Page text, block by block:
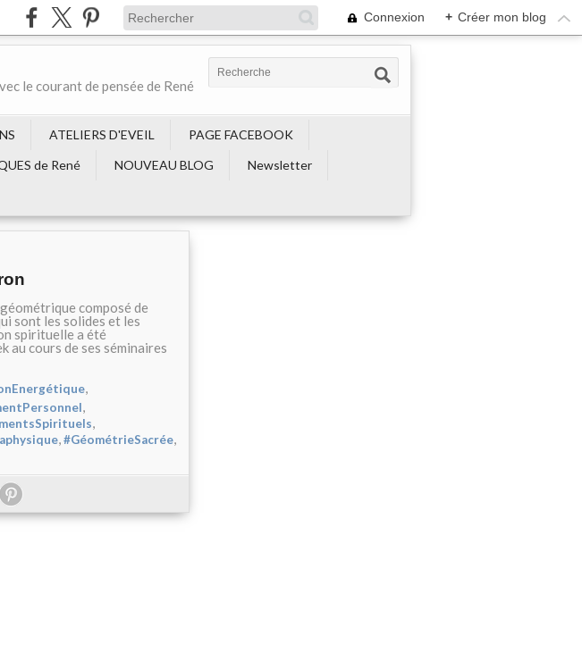
Connexion + Créer mon blog
le courant de pensée de René
ATELIERS D'EVEIL
PAGE FACEBOOK
de René NOUVEAU BLOG
Newsletter
composé de
sont les solides et les
spirituelle a été
au cours de ses séminaires
,
,
,
,#GéométrieSacrée,